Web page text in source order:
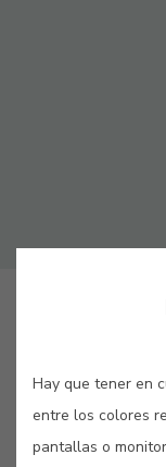
GUARDAR
Hay que tener en
entre los colores
pantallas o